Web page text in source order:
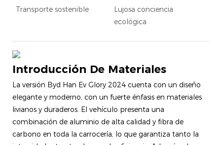
Transporte sostenible
Lujosa conciencia
ecológica
Introducción De Materiales
La versión Byd Han Ev Glory 2024 cuenta con un diseño
elegante y moderno, con un fuerte énfasis en materiales
livianos y duraderos. El vehículo presenta una
combinación de aluminio de alta calidad y fibra de
carbono en toda la carrocería, lo que garantiza tanto la